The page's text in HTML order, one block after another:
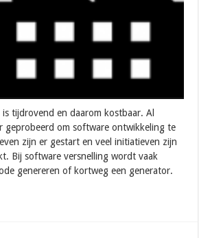
tijdrovend en daarom kostbaar. Al
geprobeerd om software ontwikkeling te
zijn er gestart en veel initiatieven zijn
Bij software versnelling wordt vaak
genereren of kortweg een generator.